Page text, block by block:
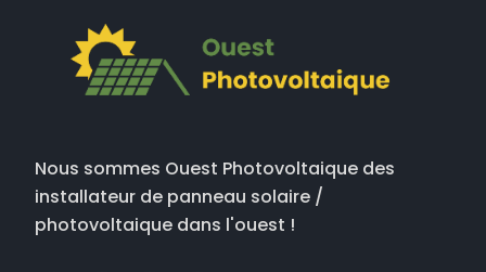
Nous sommes Ouest Photovoltaique des
installateur de panneau solaire /
photovoltaique dans l'ouest !